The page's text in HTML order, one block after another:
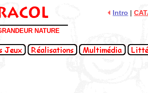
Intro |
NATURE